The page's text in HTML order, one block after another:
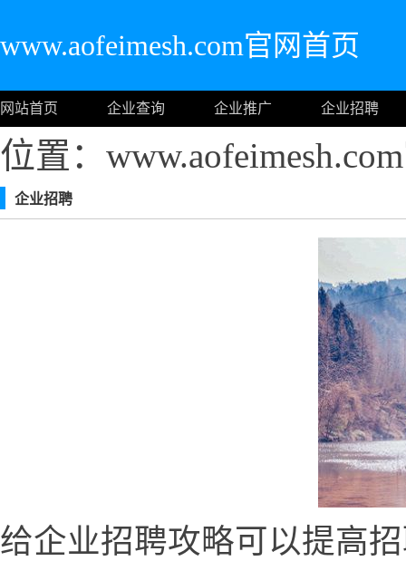
www.aofeimesh.com官网首页
网站首页 企业查询 企业推广 企业招聘
位置：
企业招聘
给企业招聘攻略可以提高